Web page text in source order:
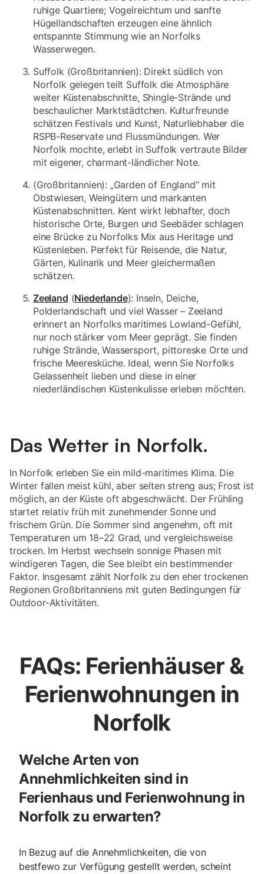
ruhige Quartiere; Vogelreichtum und sanfte
Hügellandschaften erzeugen eine ähnlich
entspannte Stimmung wie an Norfolks
Wasserwegen.
Suffolk (Großbritannien): Direkt südlich von
Norfolk gelegen teilt Suffolk die Atmosphäre
weiter Küstenabschnitte, Shingle-Strände und
beschaulicher Marktstädtchen. Kulturfreunde
schätzen Festivals und Kunst, Naturliebhaber die
RSPB-Reservate und Flussmündungen. Wer
Norfolk mochte, erlebt in Suffolk vertraute Bilder
mit eigener, charmant-ländlicher Note.
(Großbritannien): „Garden of England“ mit
Obstwiesen, Weingütern und markanten
Küstenabschnitten. Kent wirkt lebhafter, doch
historische Orte, Burgen und Seebäder schlagen
eine Brücke zu Norfolks Mix aus Heritage und
Küstenleben. Perfekt für Reisende, die Natur,
Gärten, Kulinarik und Meer gleichermaßen
schätzen.
Zeeland (Niederlande): Inseln, Deiche,
Polderlandschaft und viel Wasser – Zeeland
erinnert an Norfolks maritimes Lowland-Gefühl,
nur noch stärker vom Meer geprägt. Sie finden
ruhige Strände, Wassersport, pittoreske Orte und
frische Meeresküche. Ideal, wenn Sie Norfolks
Gelassenheit lieben und diese in einer
niederländischen Küstenkulisse erleben möchten.
Das Wetter in Norfolk.
In Norfolk erleben Sie ein mild-maritimes Klima. Die
Winter fallen meist kühl, aber selten streng aus; Frost ist
möglich, an der Küste oft abgeschwächt. Der Frühling
startet relativ früh mit zunehmender Sonne und
frischem Grün. Die Sommer sind angenehm, oft mit
Temperaturen um 18–22 Grad, und vergleichsweise
trocken. Im Herbst wechseln sonnige Phasen mit
windigeren Tagen, die See bleibt ein bestimmender
Faktor. Insgesamt zählt Norfolk zu den eher trockenen
Regionen Großbritanniens mit guten Bedingungen für
Outdoor-Aktivitäten.
FAQs: Ferienhäuser &
Ferienwohnungen in
Norfolk
Welche Arten von
Annehmlichkeiten sind in
Ferienhaus und Ferienwohnung in
Norfolk zu erwarten?
In Bezug auf die Annehmlichkeiten, die von
bestfewo zur Verfügung gestellt werden, scheint